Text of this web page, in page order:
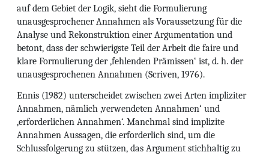
auf dem Gebiet der Logik, sieht die Formulierung
unausgesprochener Annahmen als Voraussetzung für die
Analyse und Rekonstruktion einer Argumentation und
betont, dass der schwierigste Teil der Arbeit die faire und
klare Formulierung der ‚fehlenden Prämissen‘ ist, d. h. der
unausgesprochenen Annahmen (Scriven, 1976).
Ennis (1982) unterscheidet zwischen zwei Arten impliziter
Annahmen, nämlich ‚verwendeten Annahmen‘ und
‚erforderlichen Annahmen‘. Manchmal sind implizite
Annahmen Aussagen, die erforderlich sind, um die
Schlussfolgerung zu stützen, das Argument stichhaltig zu